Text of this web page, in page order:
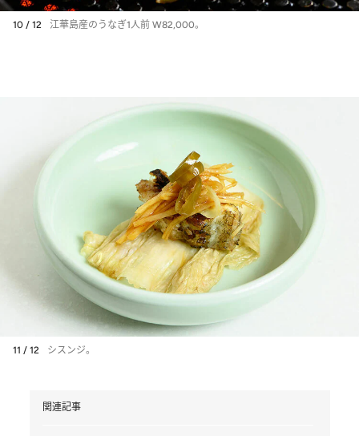
10 / 12 江華島産のうなぎ1人前 W82,000。
11 / 12 シスンジ。
関連記事